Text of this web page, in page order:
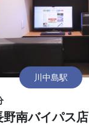
川中島駅
南バイパス店